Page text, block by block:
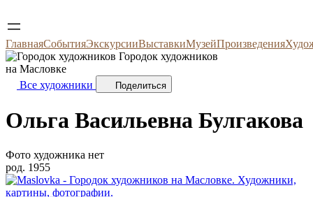
ГлавнаяСобытияЭкскурсииВыставкиМузейПроизведения
Городок художников
на Масловке
Все художники
Поделиться
Ольга Васильевна Булгакова
Фото художника нет
род. 1955